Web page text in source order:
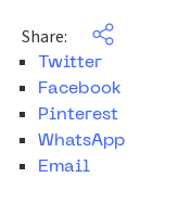
Share:
Twitter
Facebook
Pinterest
WhatsApp
Email